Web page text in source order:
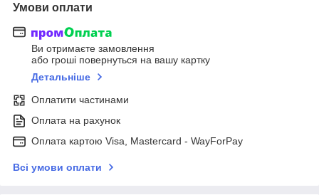
Умови оплати
Ви отримаєте замовлення
або гроші повернуться на вашу картку
Детальніше
Оплатити частинами
Оплата на рахунок
Оплата картою Visa, Mastercard - WayForPay
Всі умови оплати